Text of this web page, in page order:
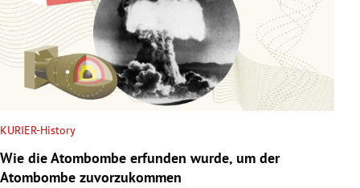
KURIER-History
Wie die Atombombe erfunden wurde, um der
Atombombe zuvorzukommen